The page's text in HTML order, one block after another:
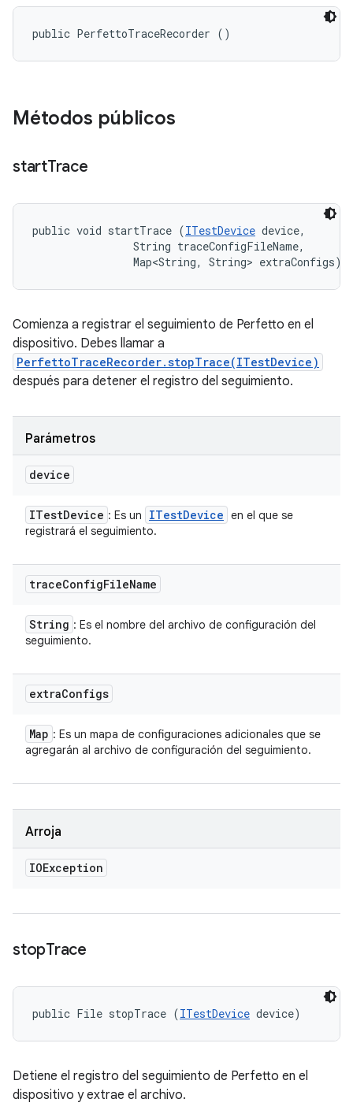
public PerfettoTraceRecorder ()
Métodos públicos
startTrace
public void startTrace (ITestDevice device,
                String traceConfigFileName,
                Map<String, String> extraConfigs)
Comienza a registrar el seguimiento de Perfetto en el
dispositivo. Debes llamar a
PerfettoTraceRecorder.stopTrace(ITestDevice)
después para detener el registro del seguimiento.
Parámetros
device
ITestDevice : Es un ITestDevice en el que se
registrará el seguimiento.
traceConfigFileName
String : Es el nombre del archivo de configuración del
seguimiento.
extraConfigs
Map : Es un mapa de configuraciones adicionales que se
agregarán al archivo de configuración del seguimiento.
Arroja
IOException
stopTrace
public File stopTrace (ITestDevice device)
Detiene el registro del seguimiento de Perfetto en el
dispositivo y extrae el archivo.